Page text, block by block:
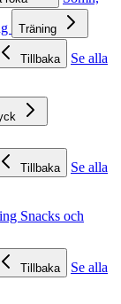
Träning
Tillbaka
Se alla
Tillbaka
Se alla
Snacks och
Tillbaka
Se alla